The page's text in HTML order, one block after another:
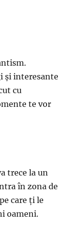
și interesante
cu
te vor
trece la un
în zona de
care ți le
oameni.